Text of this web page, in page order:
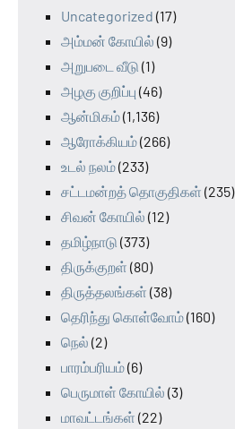
Uncategorized (17)
அம்மன் கோயில் (9)
அறுபடை வீடு (1)
அழகு குறிப்பு (46)
ஆன்மிகம்(1,136)
ஆரோக்கியம்(266)
உடல் நலம்(233)
சட்டமன்றத் தொகுதிகள் (235)
சிவன் கோயில் (12)
தமிழ்நாடு (373)
திருக்குறள் (80)
திருத்தலங்கள் (38)
தெரிந்து கொள்வோம்(160)
நெல் (2)
பாரம்பரியம்(6)
பெருமாள் கோயில் (3)
மாவட்டங்கள் (22)